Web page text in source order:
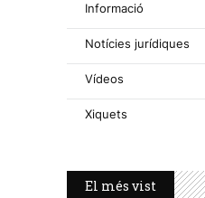
Informació
Notícies jurídiques
Vídeos
Xiquets
El més vist